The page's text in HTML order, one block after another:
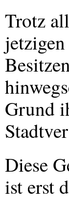
Trotz
Grund
Diese
ist erst